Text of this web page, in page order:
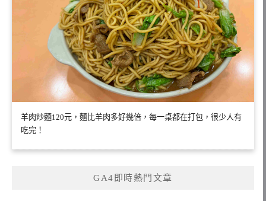
羊肉炒麵120元，麵比羊肉多好幾倍，每一桌都在打包，很少人有
吃完！
GA4即時熱門文章